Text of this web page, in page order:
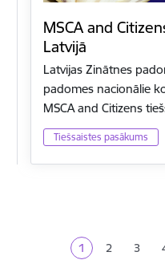
MSCA and
Latvijā
Latvijas Zinātnes
padomes nacionālie
MSCA and Citizens
Tiešsaistes pasākums
Pašreizējā lapa
1 Lapa
2 Lapa
3